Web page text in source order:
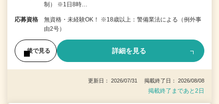
制） ※1日8時…
応募資格
無資格・未経験OK！ ※18歳以上：警備業法による（例外事
由2号）
後で見る 詳細を見る
更新日： 2026/07/31 掲載終了日： 2026/08/08
掲載終了まであと2日